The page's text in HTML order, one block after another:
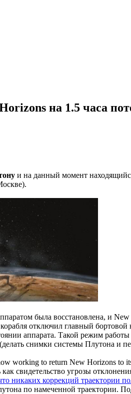
на 1.5 часа
и на данный момент
была восстановлена, и
отключил главный
аппарата. Такой режим
(делать снимки системы Плутона и
working to return New Horizons to
свидетельство угрозы
никаких коррекций траектории
по намеченной траектории.